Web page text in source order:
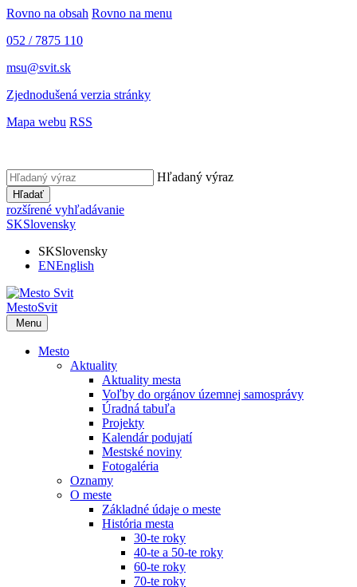
Rovno na obsah Rovno na menu
052 / 7875 110
msu@svit.sk
Zjednodušená verzia stránky
Mapa webu RSS
Hľadaný výraz
Hľadať
rozšírené vyhľadávanie
SKSlovensky
SKSlovensky
ENEnglish
MestoSvit
Menu
Mesto
Aktuality
Aktuality mesta
Voľby do orgánov územnej samosprávy
Úradná tabuľa
Projekty
Kalendár podujatí
Mestské noviny
Fotogaléria
Oznamy
O meste
Základné údaje o meste
História mesta
30-te roky
40-te a 50-te roky
60-te roky
70-te roky